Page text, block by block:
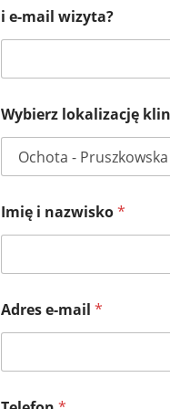
i e-mail wizyta?
Wybierz lokalizację
Imię i nazwisko*
Adres e-mail*